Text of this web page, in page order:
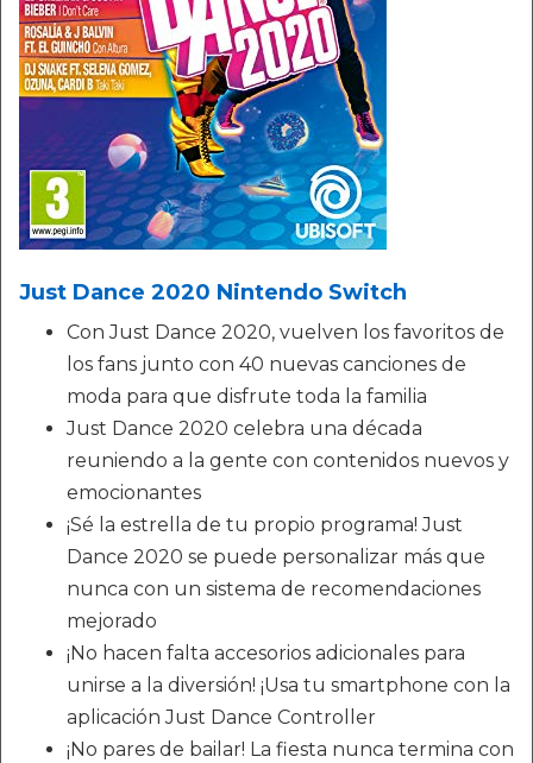
Just Dance 2020 Nintendo Switch
Con Just Dance 2020, vuelven los favoritos de
los fans junto con 40 nuevas canciones de
moda para que disfrute toda la familia
Just Dance 2020 celebra una década
reuniendo a la gente con contenidos nuevos y
emocionantes
¡Sé la estrella de tu propio programa! Just
Dance 2020 se puede personalizar más que
nunca con un sistema de recomendaciones
mejorado
¡No hacen falta accesorios adicionales para
unirse a la diversión! ¡Usa tu smartphone con la
aplicación Just Dance Controller
¡No pares de bailar! La fiesta nunca termina con